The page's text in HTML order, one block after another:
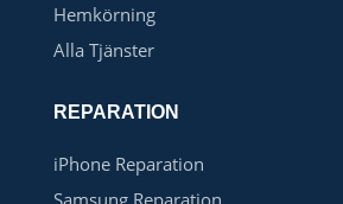
Hemkörning
Alla Tjänster
REPARATION
iPhone Reparation
Samsung Reparation